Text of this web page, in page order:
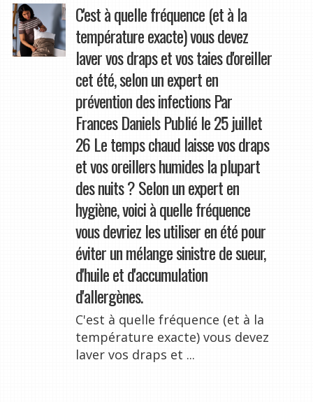
C'est à quelle fréquence (et à la
température exacte) vous devez
laver vos draps et vos taies d'oreiller
cet été, selon un expert en
prévention des infections Par
Frances Daniels Publié le 25 juillet
26 Le temps chaud laisse vos draps
et vos oreillers humides la plupart
des nuits ? Selon un expert en
hygiène, voici à quelle fréquence
vous devriez les utiliser en été pour
éviter un mélange sinistre de sueur,
d'huile et d'accumulation
d'allergènes.
C'est à quelle fréquence (et à la
température exacte) vous devez
laver vos draps et ...